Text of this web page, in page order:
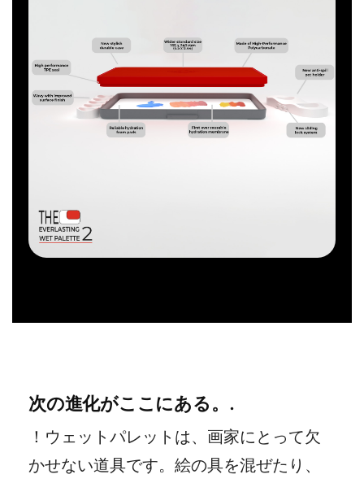
次の進化がここにある。.
！ウェットパレットは、画家にとって欠
かせない道具です。絵の具を混ぜたり、